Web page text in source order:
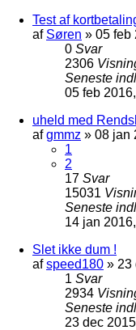
Test af
af Søren » 05 feb
0 Svar
2306
Seneste
05 feb
uheld med
afgmmz » 08 jan
1
2
17 Svar
15031
Seneste
14 jan
Slet ikke dum !
afspeed180 » 23
1 Svar
2934
Seneste
23 dec